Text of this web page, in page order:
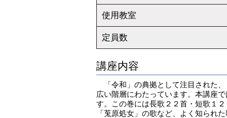
使用教室
定員数
講座内容
「令和」の典拠として注目された
広い階層にわたっています。本講座
す。この巻には長歌２２首・短歌１
「莵原処女」の歌など、よく知られ